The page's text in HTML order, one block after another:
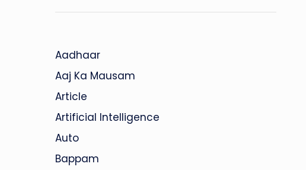
Aadhaar
Aaj Ka Mausam
Article
Artificial Intelligence
Auto
Bappam